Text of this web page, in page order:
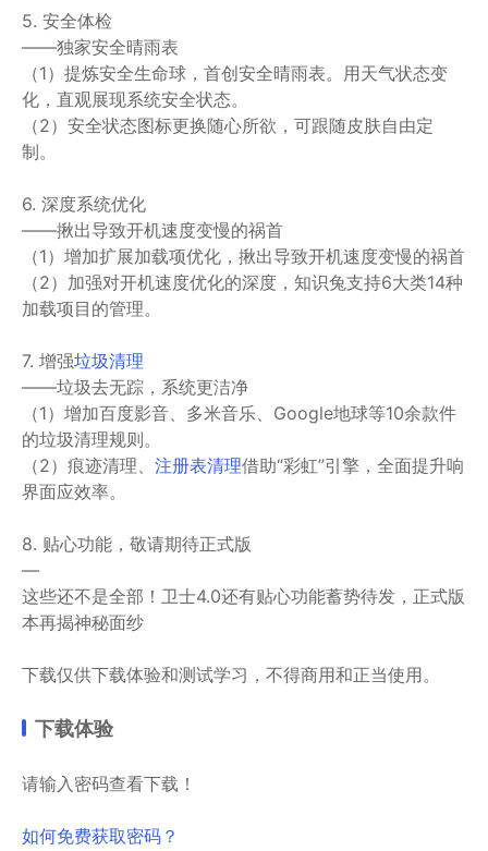
5. 安全体检
——独家安全晴雨表
（1）提炼安全生命球，首创安全晴雨表。用天气状态变
化，直观展现系统安全状态。
（2）安全状态图标更换随心所欲，可跟随皮肤自由定
制。
6. 深度系统优化
——揪出导致开机速度变慢的祸首
（1）增加扩展加载项优化，揪出导致开机速度变慢的祸首
（2）加强对开机速度优化的深度，知识兔支持6大类14种
加载项目的管理。
7. 增强垃圾清理
——垃圾去无踪，系统更洁净
（1）增加百度影音、多米音乐、Google地球等10余款件
的垃圾清理规则。
（2）痕迹清理、 注册表清理借助“彩虹”引擎，全面提升响
界面应效率。
8. 贴心功能，敬请期待正式版
—
这些还不是全部！卫士4.0还有贴心功能蓄势待发，正式版
本再揭神秘面纱
下载仅供下载体验和测试学习，不得商用和正当使用。
下载体验
请输入密码查看下载！
如何免费获取密码？